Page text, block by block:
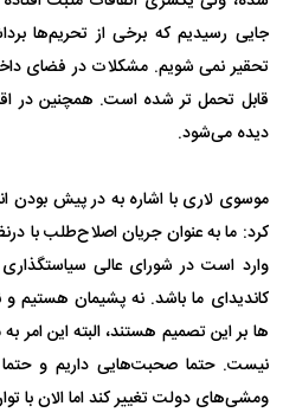
جایی رسیدیم که برخی از تحریم‌ها
تحقیر نمی شویم. مشکلات در فضای
قابل تحمل تر شده است. همچنین در
دیده می‌شود.
موسوی لاری با اشاره به در پیش بودن
کرد: ما به عنوان جریان اصلاح‌طلب با
وارد است در شورای عالی
کاندیدای ما باشد. نه پشیمان هستیم
ها بر این تصمیم هستند، البته این
نیست. حتما صحبت‌هایی داریم و
ومشی‌های دولت تغییر کند اما الان با